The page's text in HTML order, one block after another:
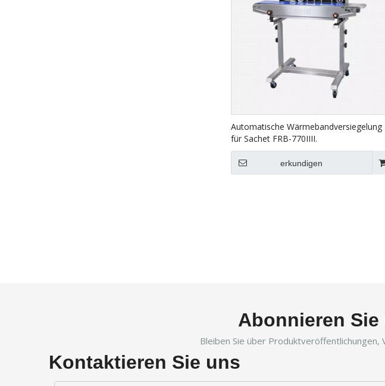
Automatische Wärmebandversiegelung
für Sachet FRB-770IIII.
erkundigen
Abonnieren
Bleiben Sie über Produktveröffentlichungen,
Kontaktieren Sie uns